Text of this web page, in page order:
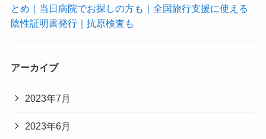
とめ｜当日病院でお探しの方も｜全国旅行支援に使える
陰性証明書発行｜抗原検査も
アーカイブ
2023年7月
2023年6月